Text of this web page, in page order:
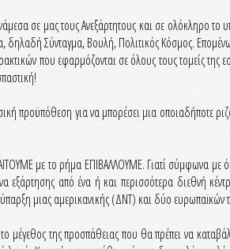
σε μας τους Ανεξάρτητους και σε ολόκληρο
δηλαδή Σύνταγμα, Βουλή, Πολιτικός Κόσμος.
που εφαρμόζονται σε όλους τους τομείς
προϋπόθεση για να μπορέσει μια οποιαδήποτε
με το ρήμα ΕΠΙΒΑΛΛΟΥΜΕ. Γιατί σύμφωνα
εξάρτησης από ένα ή και περισσότερα διεθνή
μιας αμερικανικής (ΔΝΤ) και δύο ευρωπαϊκών
μέγεθος της προσπάθειας που θα πρέπει να